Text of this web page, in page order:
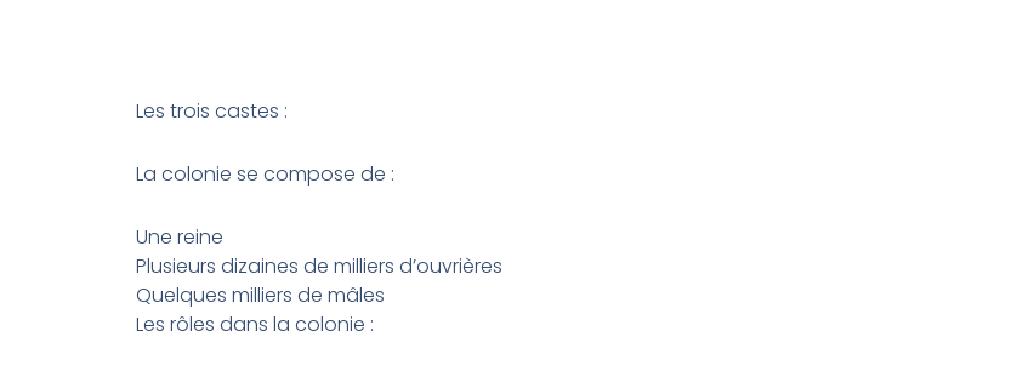
Les trois castes :
La colonie se compose de :
Une reine
Plusieurs dizaines de milliers d’ouvrières
Quelques milliers de mâles
Les rôles dans la colonie :